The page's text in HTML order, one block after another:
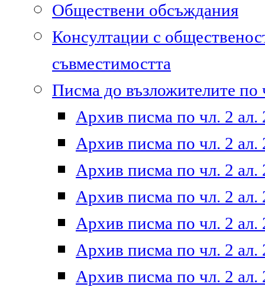
Обществени обсъждания
Консултации с
съвместимостта
Писма до възложителите по
Архив писма по чл. 2 ал.
Архив писма по чл. 2 ал.
Архив писма по чл. 2 ал.
Архив писма по чл. 2 ал.
Архив писма по чл. 2 ал.
Архив писма по чл. 2 ал.
Архив писма по чл. 2 ал.